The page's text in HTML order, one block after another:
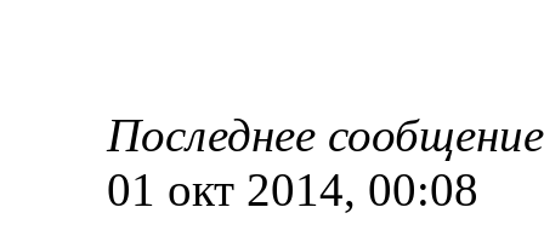
Последнее сообщение
01 окт 2014, 00:08